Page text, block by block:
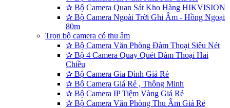
✰ Bộ Camera Quan Sát Kho Hàng HIKVISION
✰ Bộ Camera Ngoài Trời Ghi Âm - Hồng Ngoại
80m
Trọn bộ camera có thu âm
✰ Bộ Camera Văn Phòng Đàm Thoại Siêu Nét
✰ Bộ 4 Camera Quay Quét Đàm Thoại Hai
Chiều
✰ Bộ Camera Gia Đình Giá Rẻ
✰ Bộ Camera Giá Rẻ , Thông Minh
✰ Bộ Camera IP Tiệm Vàng Giá Rẻ
✰ Bộ Camera Văn Phòng Thu Âm Giá Rẻ